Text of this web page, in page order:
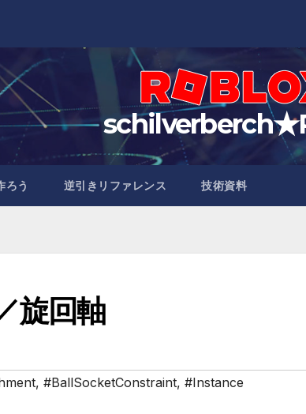
ろう 逆引きリファレンス 技術資料
旋回軸
, #BallSocketConstraint, #Instance